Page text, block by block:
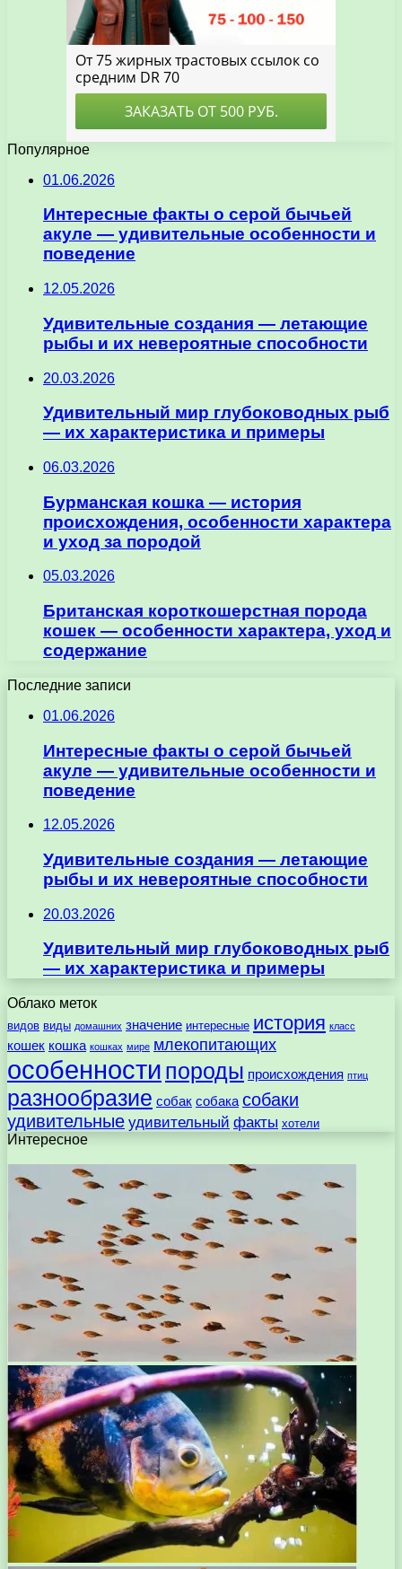
Популярное
01.06.2026
Интересные факты о серой бычьей
акуле — удивительные особенности и
поведение
12.05.2026
Удивительные создания — летающие
рыбы и их невероятные способности
20.03.2026
Удивительный мир глубоководных рыб
— их характеристика и примеры
06.03.2026
Бурманская кошка — история
происхождения, особенности характера
и уход за породой
05.03.2026
Британская короткошерстная порода
кошек — особенности характера, уход и
содержание
Последние записи
01.06.2026
Интересные факты о серой бычьей
акуле — удивительные особенности и
поведение
12.05.2026
Удивительные создания — летающие
рыбы и их невероятные способности
20.03.2026
Удивительный мир глубоководных рыб
— их характеристика и примеры
Облако меток
видов виды домашних значение интересные история класс
кошек кошка кошках мире млекопитающих
особенности породы происхождения птиц
разнообразие собак собака собаки
удивительные удивительный факты хотели
Интересное